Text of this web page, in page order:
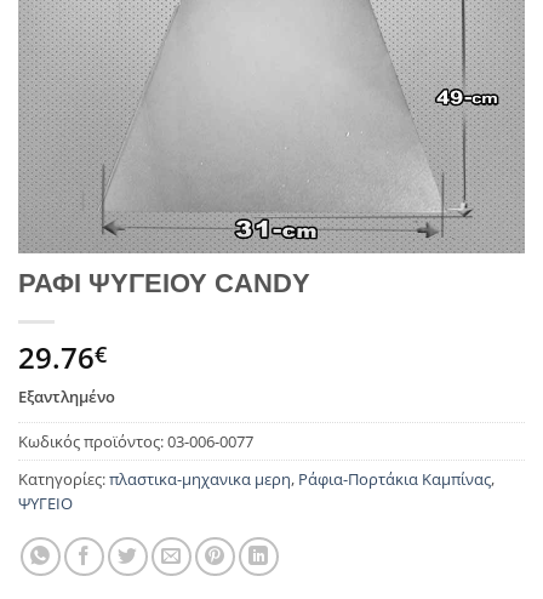
ΡΑΦΙ ΨΥΓΕΙΟΥ CANDY
29.76€
Εξαντλημένο
Κωδικός προϊόντος:03-006-0077
Κατηγορίες:πλαστικα-μηχανικα μερη, Ράφια-Πορτάκια Καμπίνας,
ΨΥΓΕΙΟ